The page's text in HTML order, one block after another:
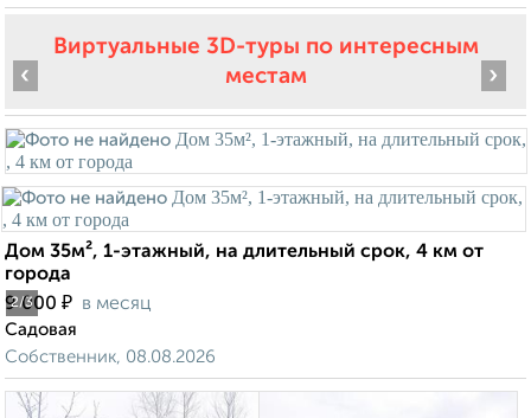
Виртуальные 3D-туры по интересным
местам
2/3
‹ ›
Дом 35м², 1-этажный, на длительный срок, 4 км от
города
9 000 ₽ в месяц
Садовая
Собственник, 08.08.2026